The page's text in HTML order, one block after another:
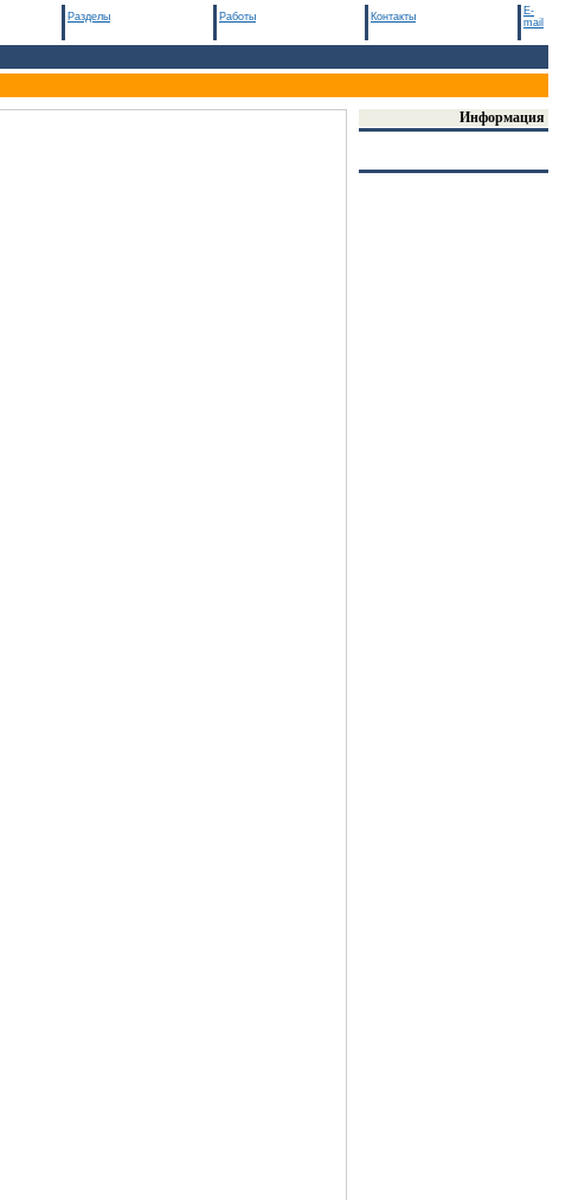
Разделы Работы Контакты
E-
mail
Информация